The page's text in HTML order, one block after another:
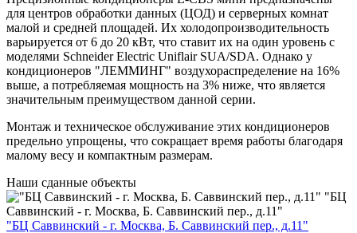
для центров обработки данных (ЦОД) и серверных комнат
малой и средней площадей. Их холодопроизводительность
варьируется от 6 до 20 кВт, что ставит их на один уровень с
моделями Schneider Electric Uniflair SUA/SDA. Однако у
кондиционеров "ЛЕММИНГ" воздухораспределение на 16%
выше, а потребляемая мощность на 3% ниже, что является
значительным преимуществом данной серии.
Монтаж и техническое обслуживание этих кондиционеров
предельно упрощены, что сокращает время работы благодаря
малому весу и компактным размерам.
Наши сданные объекты
"БЦ
Саввинский - г. Москва, Б. Саввинский пер., д.11"
"БЦ Саввинский - г. Москва, Б. Саввинский пер., д.11"